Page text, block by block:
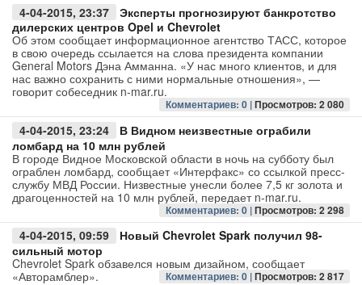
Бизнес
Общество
Культура
Медиа
Авто
Спорт
Контакты
4-04-2015, 23:37
Эксперты прогнозируют банкротство
дилерских центров Opel и Chevrolet
Об этом сообщает информационное агентство ТАСС, которое
в свою очередь ссылается на слова президента компании
General Motors Дэна Амманна. «У нас много клиентов, и для
нас важно сохранить с ними нормальные отношения», —
говорит собеседник n-mar.ru.
Комментариев: 0 |Просмотров: 2 080
4-04-2015, 23:24
В Видном неизвестные ограбили
ломбард на 10 млн рублей
В городе Видное Московской области в ночь на субботу был
ограблен ломбард, сообщает «Интерфакс» со ссылкой пресс-
службу МВД России. Низвестные унесли более 7,5 кг золота и
драгоценностей на 10 млн рублей, передает n-mar.ru.
Комментариев: 0 |Просмотров: 2 298
4-04-2015, 09:59
Новый Chevrolet Spark получил 98-
сильный мотор
Chevrolet Spark обзавелся новым дизайном, сообщает
«Авторамблер».
Комментариев: 0 |Просмотров: 2 817